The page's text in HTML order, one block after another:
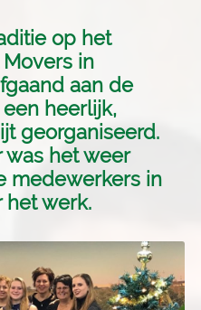
op het
in
aan de
heerlijk,
georganiseerd.
was het weer
medewerkers in
het werk.